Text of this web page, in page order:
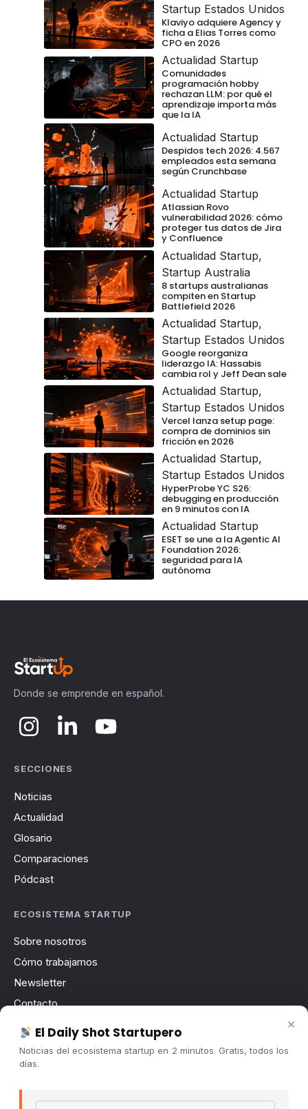
Startup Estados Unidos
Klaviyo adquiere Agency y
ficha a Elias Torres como
CPO en 2026
Actualidad Startup
Comunidades
programación hobby
rechazan LLM: por qué el
aprendizaje importa más
que la IA
Actualidad Startup
Despidos tech 2026: 4.567
empleados esta semana
según Crunchbase
Actualidad Startup
Atlassian Rovo
vulnerabilidad 2026: cómo
proteger tus datos de Jira
y Confluence
Actualidad Startup,
Startup Australia
8 startups australianas
compiten en Startup
Battlefield 2026
Actualidad Startup,
Startup Estados Unidos
Google reorganiza
liderazgo IA: Hassabis
cambia rol y Jeff Dean sale
Actualidad Startup,
Startup Estados Unidos
Vercel lanza setup page:
compra de dominios sin
fricción en 2026
Actualidad Startup,
Startup Estados Unidos
HyperProbe YC S26:
debugging en producción
en 9 minutos con IA
Actualidad Startup
ESET se une a la Agentic AI
Foundation 2026:
seguridad para IA
autónoma
Donde se emprende en español.
SECCIONES
Noticias
Actualidad
Glosario
Comparaciones
Pódcast
ECOSISTEMA STARTUP
Sobre nosotros
Cómo trabajamos
Newsletter
Contacto
Publicidad
Convocatorias
×
El Daily Shot Startupero
Noticias del ecosistema startup en 2 minutos. Gratis, todos los
días.